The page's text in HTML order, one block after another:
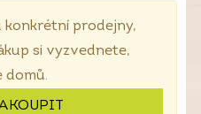
konkrétní prodejny,
si vyzvednete,
domů.